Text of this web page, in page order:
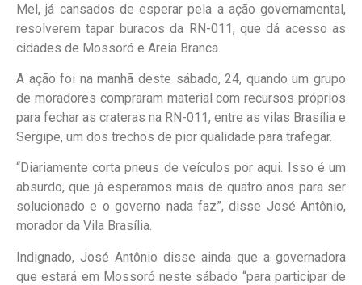
Mel, já cansados de esperar pela a ação governamental,
resolverem tapar buracos da RN-011, que dá acesso as
cidades de Mossoró e Areia Branca.
A ação foi na manhã deste sábado, 24, quando um grupo
de moradores compraram material com recursos próprios
para fechar as crateras na RN-011, entre as vilas Brasília e
Sergipe, um dos trechos de pior qualidade para trafegar.
“Diariamente corta pneus de veículos por aqui. Isso é um
absurdo, que já esperamos mais de quatro anos para ser
solucionado e o governo nada faz”, disse José Antônio,
morador da Vila Brasília.
Indignado, José Antônio disse ainda que a governadora
que estará em Mossoró neste sábado “para participar de